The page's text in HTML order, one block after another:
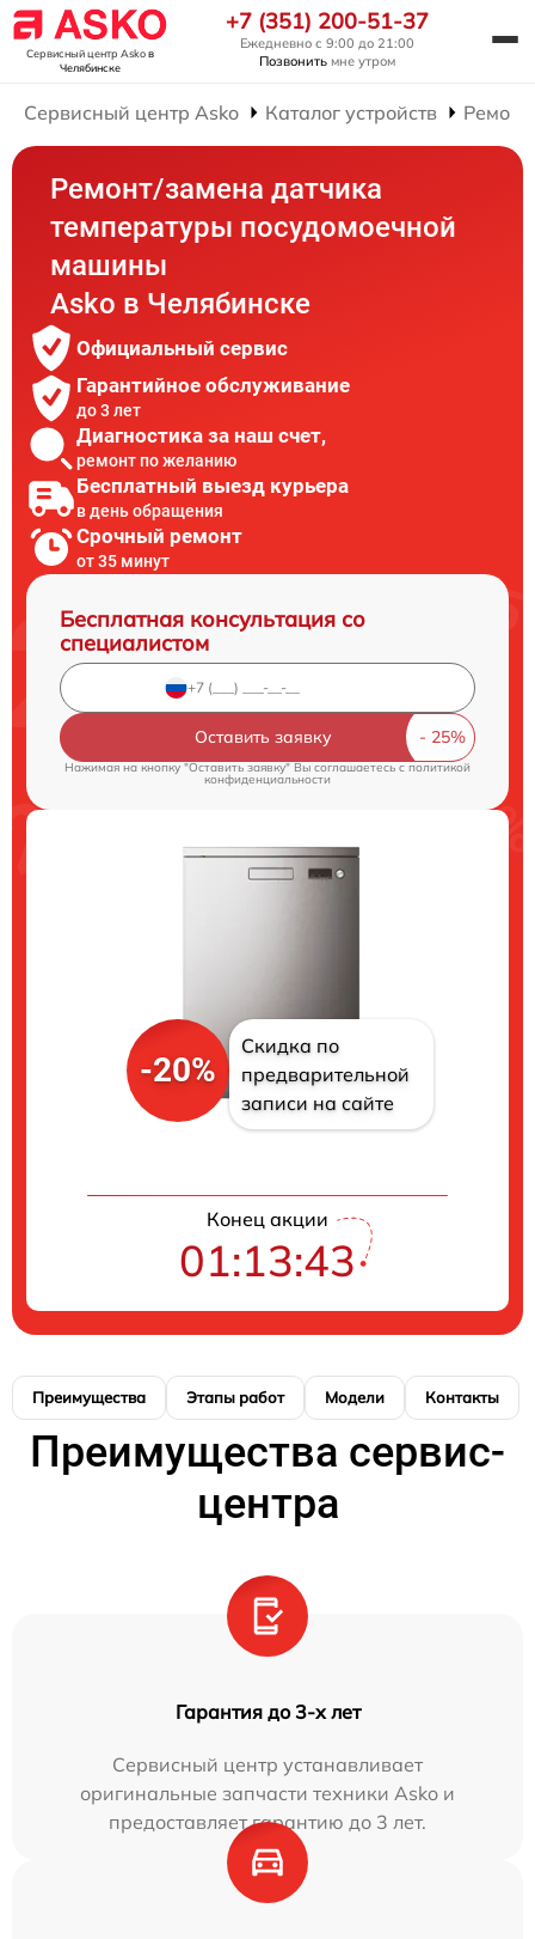
Сервисный центр Askoв
Челябинске
+7 (351) 200-51-37
Ежедневно с 9:00 до 21:00
Позвонить мне утром
Сервисный центр Asko Каталог устройств
Ремонт/замена датчика
температуры посудомоечной
машины
Asko в Челябинске
Официальный сервис
Гарантийное обслуживание
до 3 лет
Диагностика за наш счет,
ремонт по желанию
Бесплатный выезд курьера
в день обращения
Срочный ремонт
от 35 минут
Бесплатная консультация со
специалистом
Оставить заявку
Нажимая на кнопку "Оставить заявку" Вы соглашаетесь cполитикой
конфиденциальности
-20%
Скидка по
предварительной
записи на сайте
Конец акции
01:13:43
Преимущества Этапы работ Модели Контакты
Преимущества сервис-
центра
Гарантия до 3-х лет
Сервисный центр устанавливает
оригинальные запчасти техники Asko и
предоставляет гарантию до 3 лет.